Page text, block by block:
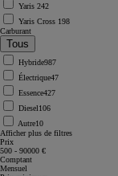
Corolla Touring Sports
Yaris 242
Yaris Cross 198
Carburant
Hybride987
Électrique47
Essence427
Diesel106
Autre10
Afficher plus de filtres
Prix
500 - 90000 €
Comptant
Mensuel